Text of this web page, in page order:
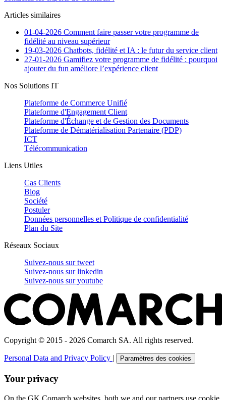
Articles similaires
01-04-2026 Comment faire passer votre programme de
fidélité au niveau supérieur
19-03-2026 Chatbots, fidélité et IA : le futur du service client
27-01-2026 Gamifiez votre programme de fidélité : pourquoi
ajouter du fun améliore l’expérience client
Nos Solutions IT
Plateforme de Commerce Unifié
Plateforme d'Engagement Client
Plateforme d'Échange et de Gestion des Documents
Plateforme de Dématérialisation Partenaire (PDP)
ICT
Télécommunication
Liens Utiles
Cas Clients
Blog
Société
Postuler
Données personnelles et Politique de confidentialité
Plan du Site
Réseaux Sociaux
Suivez-nous surtweet
Suivez-nous surlinkedin
Suivez-nous suryoutube
Copyright © 2015 - 2026 Comarch SA. All rights reserved.
Personal Data and Privacy Policy | Paramètres des cookies
Your privacy
On the GK Comarch websites, both we and our partners use cookie